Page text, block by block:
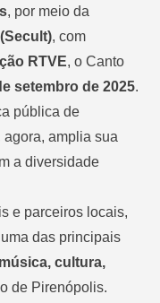
, por meio da
, com
RTVE, o Canto
setembro de 2025.
pública de
amplia sua
a diversidade
e parceiros locais,
das principais
música, cultura,
de Pirenópolis.